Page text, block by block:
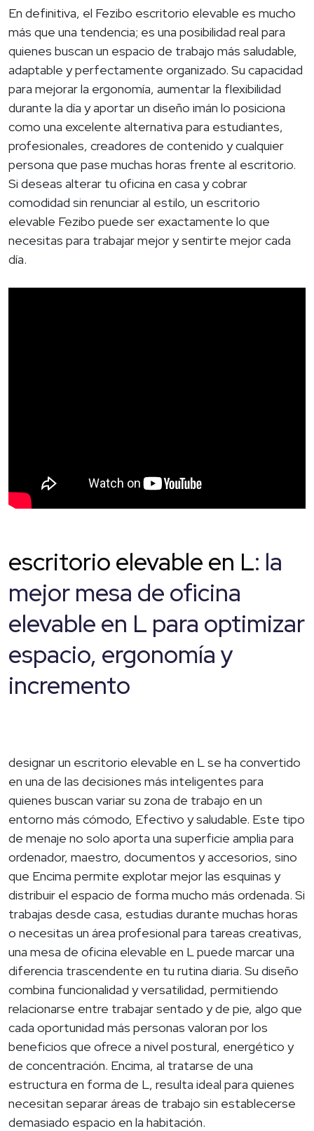
En definitiva, el Fezibo escritorio elevable es mucho
más que una tendencia; es una posibilidad real para
quienes buscan un espacio de trabajo más saludable,
adaptable y perfectamente organizado. Su capacidad
para mejorar la ergonomía, aumentar la flexibilidad
durante la día y aportar un diseño imán lo posiciona
como una excelente alternativa para estudiantes,
profesionales, creadores de contenido y cualquier
persona que pase muchas horas frente al escritorio.
Si deseas alterar tu oficina en casa y cobrar
comodidad sin renunciar al estilo, un escritorio
elevable Fezibo puede ser exactamente lo que
necesitas para trabajar mejor y sentirte mejor cada
día.
escritorio elevable en L: la
mejor mesa de oficina
elevable en L para optimizar
espacio, ergonomía y
incremento
designar un escritorio elevable en L se ha convertido
en una de las decisiones más inteligentes para
quienes buscan variar su zona de trabajo en un
entorno más cómodo, Efectivo y saludable. Este tipo
de menaje no solo aporta una superficie amplia para
ordenador, maestro, documentos y accesorios, sino
que Encima permite explotar mejor las esquinas y
distribuir el espacio de forma mucho más ordenada. Si
trabajas desde casa, estudias durante muchas horas
o necesitas un área profesional para tareas creativas,
una mesa de oficina elevable en L puede marcar una
diferencia trascendente en tu rutina diaria. Su diseño
combina funcionalidad y versatilidad, permitiendo
relacionarse entre trabajar sentado y de pie, algo que
cada oportunidad más personas valoran por los
beneficios que ofrece a nivel postural, energético y
de concentración. Encima, al tratarse de una
estructura en forma de L, resulta ideal para quienes
necesitan separar áreas de trabajo sin establecerse
demasiado espacio en la habitación.